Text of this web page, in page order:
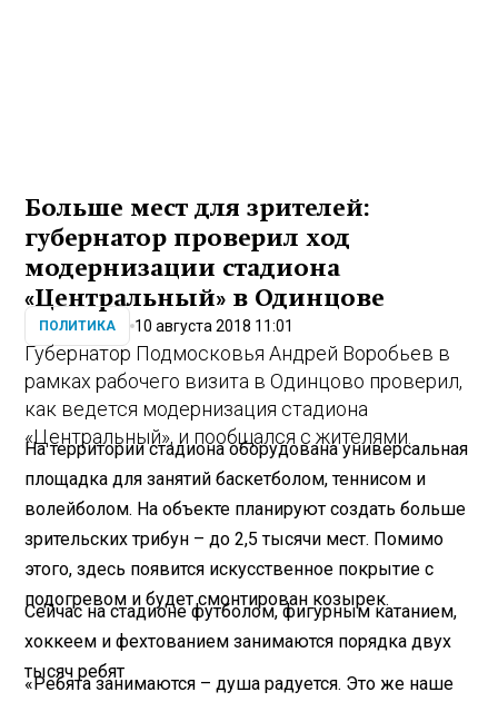
Больше мест для зрителей:
губернатор проверил ход
модернизации стадиона
«Центральный» в Одинцове
ПОЛИТИКА 10 августа 2018 11:01
Губернатор Подмосковья Андрей Воробьев в
рамках рабочего визита в Одинцово проверил,
как ведется модернизация стадиона
«Центральный», и пообщался с жителями.
На территории стадиона оборудована универсальная
площадка для занятий баскетболом, теннисом и
волейболом. На объекте планируют создать больше
зрительских трибун – до 2,5 тысячи мест. Помимо
этого, здесь появится искусственное покрытие с
подогревом и будет смонтирован козырек.
Сейчас на стадионе футболом, фигурным катанием,
хоккеем и фехтованием занимаются порядка двух
тысяч ребят
«Ребята занимаются – душа радуется. Это же наше